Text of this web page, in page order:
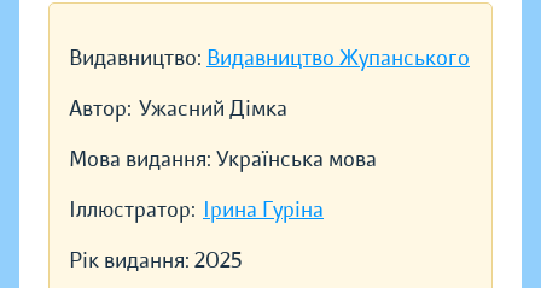
Видавництво: Видавництво Жупанського
Автор: Ужасний Дімка
Мова видання: Українська мова
Іллюстратор: Ірина Гуріна
Рік видання: 2025